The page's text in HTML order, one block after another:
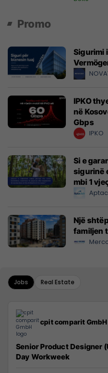
Promo
Sigurimi
IPKO
në
Gbps
IPKO
Si e
sigurinë
mbi 1
Një
familjen
Jobs Real Estate
cpit comparit GmbH
Senior Product Designer
Day Workweek